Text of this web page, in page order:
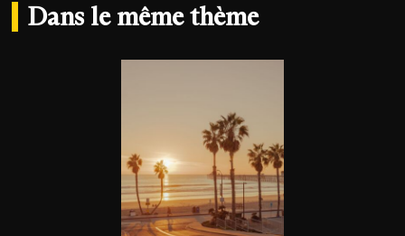
Dans le même thème